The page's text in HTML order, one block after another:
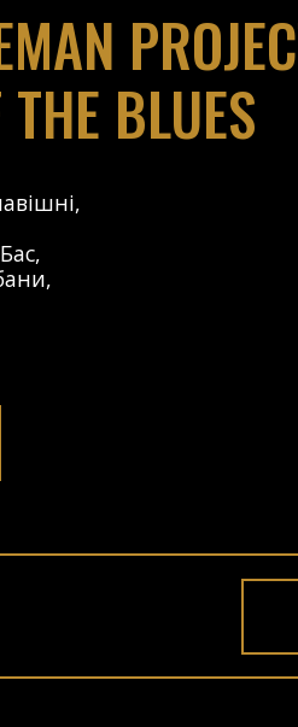
BLUES
,
Бас,
,